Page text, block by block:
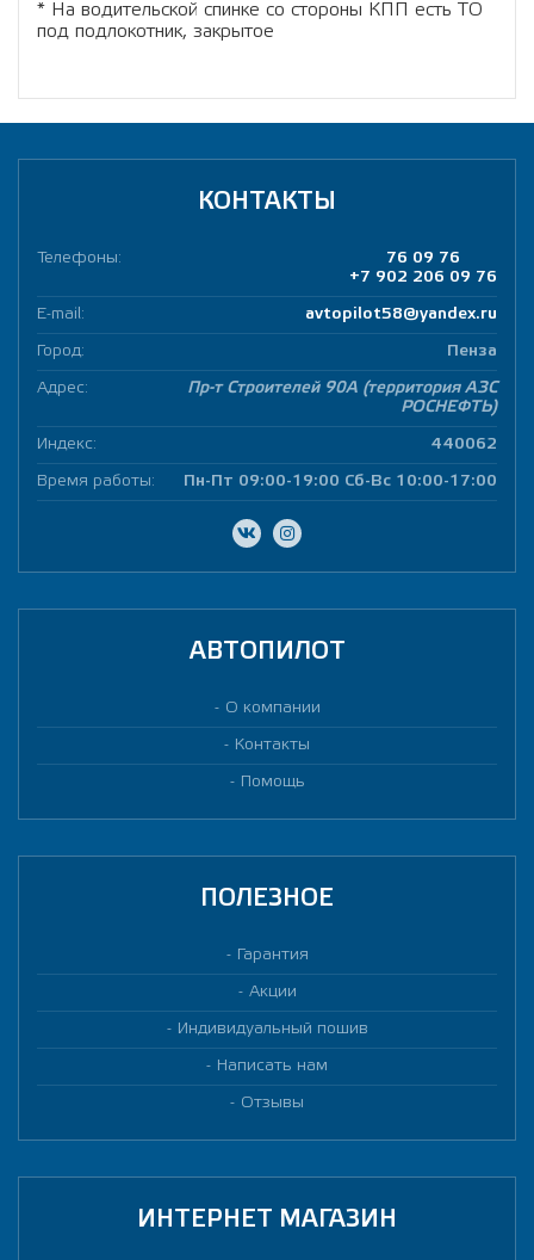
* На водительской спинке со стороны КПП есть ТО
под подлокотник, закрытое
КОНТАКТЫ
Телефоны:
76 09 76
+7 902 206 09 76
E-mail: avtopilot58@yandex.ru
Город: Пенза
Адрес:
Пр-т Строителей 90А (территория АЗС
РОСНЕФТЬ)
Индекс: 440062
Время работы: Пн-Пт 09:00-19:00 Сб-Вс 10:00-17:00
АВТОПИЛОТ
О компании
Контакты
Помощь
ПОЛЕЗНОЕ
Гарантия
Акции
Индивидуальный пошив
Написать нам
Отзывы
ИНТЕРНЕТ МАГАЗИН